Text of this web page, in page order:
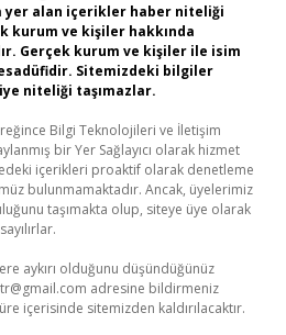
yer alan içerikler haber niteliği
kurum ve kişiler hakkında
Gerçek kurum ve kişiler ile isim
Sitemizdeki bilgiler
niteliği taşımazlar.
Bilgi Teknolojileri ve İletişim
bir Yer Sağlayıcı olarak hizmet
içerikleri proaktif olarak denetleme
bulunmamaktadır. Ancak, üyelerimiz
taşımakta olup, siteye üye olarak
aykırı olduğunu düşündüğünüz
adresine bildirmeniz
içerisinde sitemizden kaldırılacaktır.